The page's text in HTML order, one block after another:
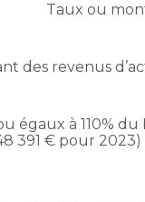
Taux ou
des revenus
égaux à 110% du
391 € pour 2023)